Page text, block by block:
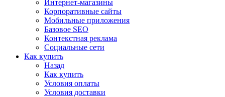
Интернет-магазины
Корпоративные сайты
Мобильные приложения
Базовое SEO
Контекстная реклама
Социальные сети
Как купить
Назад
Как купить
Условия оплаты
Условия доставки